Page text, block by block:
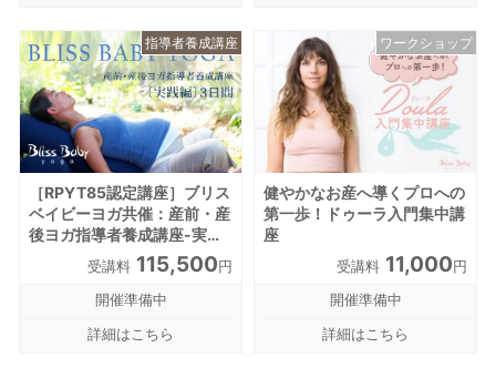
［RPYT85認定講座］ブリス
ベイビーヨガ共催：産前・産
後ヨガ指導者養成講座-実践
編-（4日間）
受講料 115,500円
開催準備中
詳細はこちら
指導者養成講座
健やかなお産へ導くプロへの
第一歩！ドゥーラ入門集中講
座
受講料 11,000円
開催準備中
詳細はこちら
ワークショップ